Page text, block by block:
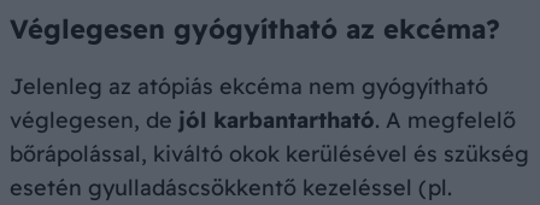
Véglegesen gyógyítható az ekcéma?
Jelenleg az atópiás ekcéma nem gyógyítható
véglegesen, de jól karbantartható. A megfelelő
bőrápolással, kiváltó okok kerülésével és szükség
esetén gyulladáscsökkentő kezeléssel (pl.